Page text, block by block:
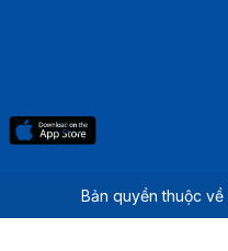
Bản quyền thuộc về